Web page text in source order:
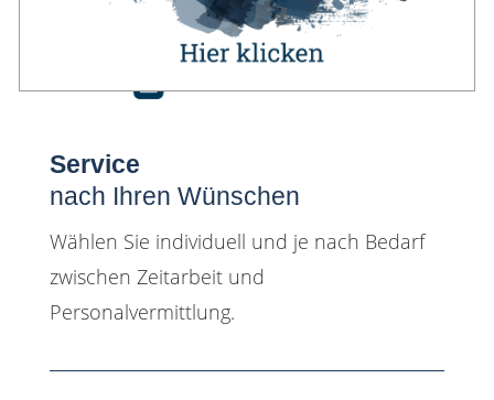
Service
nach Ihren Wünschen
Wählen Sie individuell und je nach Bedarf
zwischen Zeitarbeit und
Personalvermittlung.